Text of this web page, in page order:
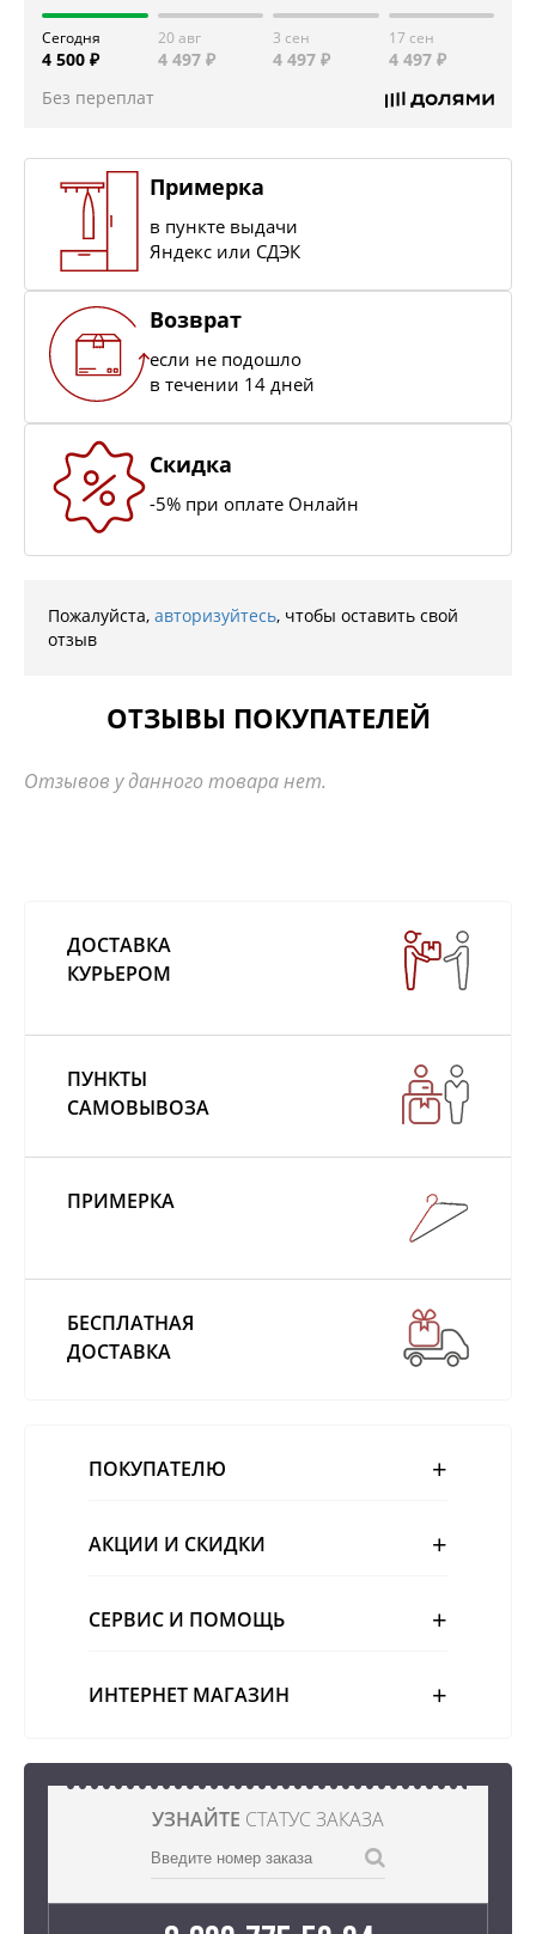
Сегодня
4 500 ₽
20 авг
4 497 ₽
3 сен
4 497 ₽
17 сен
4 497 ₽
Без переплат
Примерка
в пункте выдачи
Яндекс или СДЭК
Возврат
если не подошло
в течении 14 дней
Скидка
-5% при оплате Онлайн
Пожалуйста, авторизуйтесь, чтобы оставить свой
отзыв
ОТЗЫВЫ ПОКУПАТЕЛЕЙ
Отзывов у данного товара нет.
ДОСТАВКА
КУРЬЕРОМ
ПУНКТЫ
САМОВЫВОЗА
ПРИМЕРКА
БЕСПЛАТНАЯ
ДОСТАВКА
ПОКУПАТЕЛЮ
АКЦИИ И СКИДКИ
СЕРВИС И ПОМОЩЬ
ИНТЕРНЕТ МАГАЗИН
УЗНАЙТЕ СТАТУС ЗАКАЗА